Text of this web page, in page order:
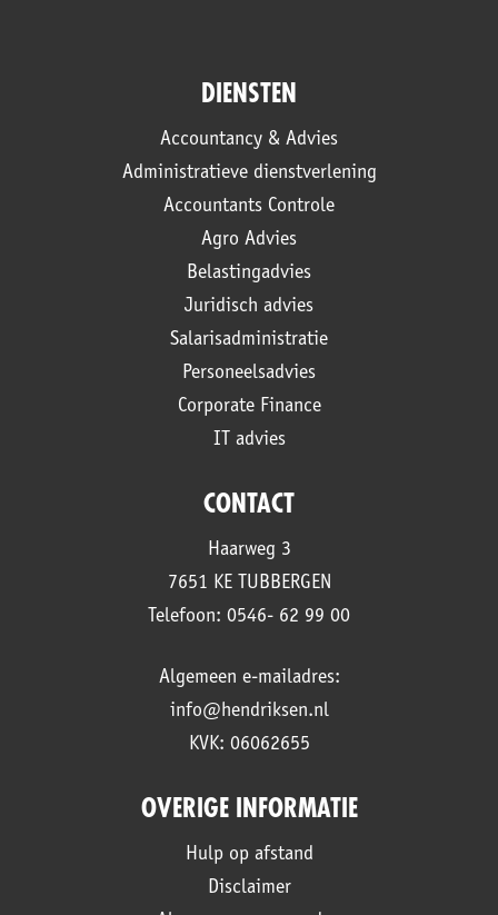
DIENSTEN
Accountancy & Advies
Administratieve dienstverlening
Accountants Controle
Agro Advies
Belastingadvies
Juridisch advies
Salarisadministratie
Personeelsadvies
Corporate Finance
IT advies
CONTACT
Haarweg 3
7651 KE TUBBERGEN
Telefoon: 0546- 62 99 00
Algemeen e-mailadres:
info@hendriksen.nl
KVK: 06062655
OVERIGE INFORMATIE
Hulp op afstand
Disclaimer